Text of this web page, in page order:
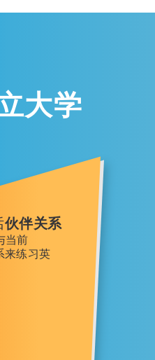
大学
伙伴关系
当前
来练习英